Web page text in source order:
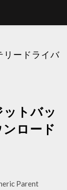
リードライバ
トバッ
ロード
Parent